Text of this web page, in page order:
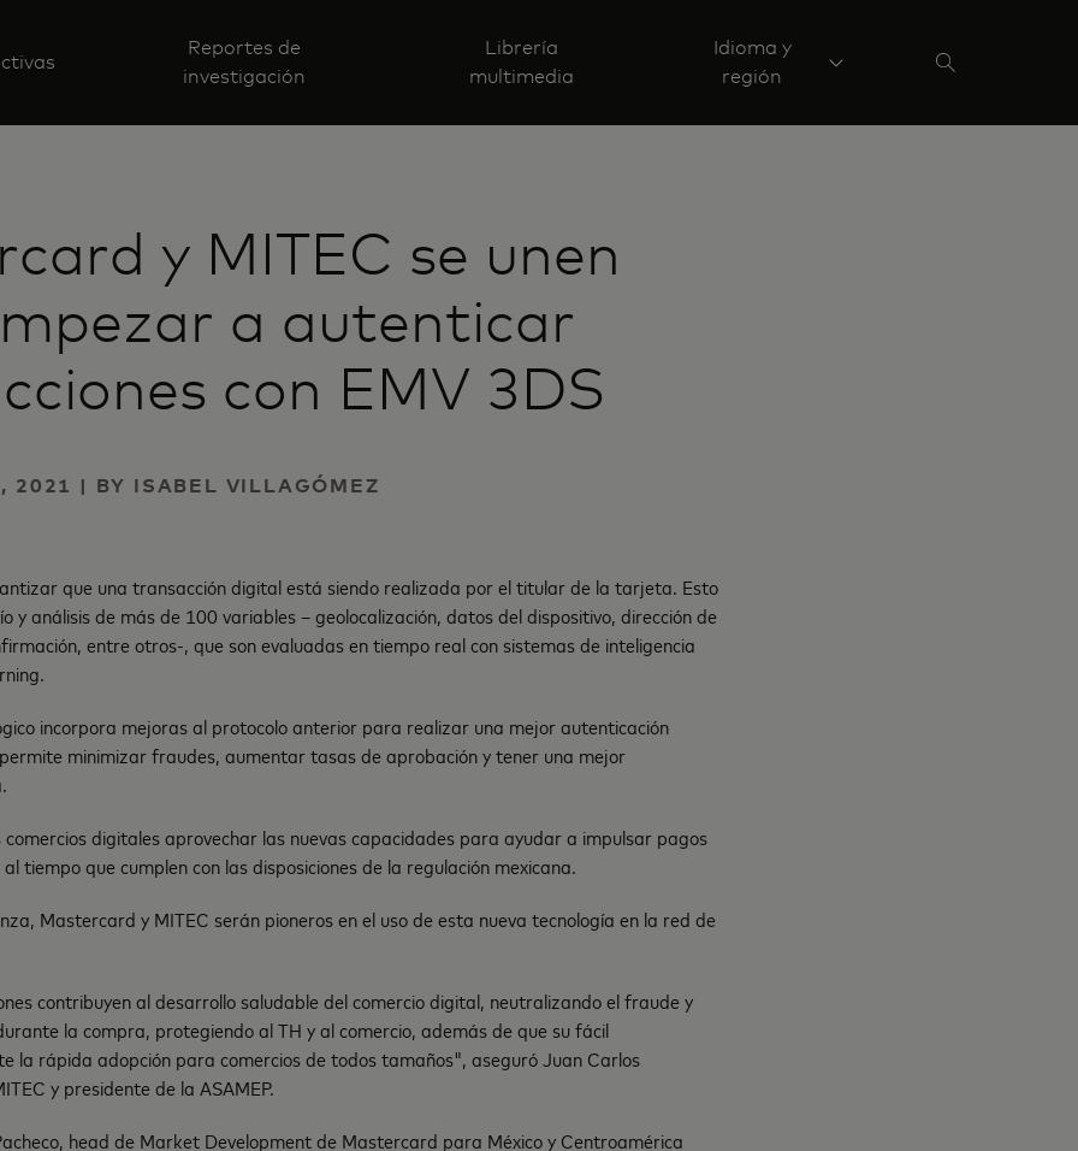
Reportes de
investigación
Librería
multimedia
Idioma y
región
y MITEC se unen
a autenticar
con EMV 3DS
2021 | BY ISABEL VILLAGÓMEZ
que una transacción digital está siendo realizada por el titular de la tarjeta. Esto
y análisis de más de 100 variables – geolocalización, datos del dispositivo, dirección de
entre otros-, que son evaluadas en tiempo real con sistemas de inteligencia
incorpora mejoras al protocolo anterior para realizar una mejor autenticación
minimizar fraudes, aumentar tasas de aprobación y tener una mejor
digitales aprovechar las nuevas capacidades para ayudar a impulsar pagos
tiempo que cumplen con las disposiciones de la regulación mexicana.
Mastercard y MITEC serán pioneros en el uso de esta nueva tecnología en la red de
contribuyen al desarrollo saludable del comercio digital, neutralizando el fraude y
la compra, protegiendo al TH y al comercio, además de que su fácil
la rápida adopción para comercios de todos tamaños", aseguró Juan Carlos
y presidente de la ASAMEP.
head de Market Development de Mastercard para México y Centroamérica